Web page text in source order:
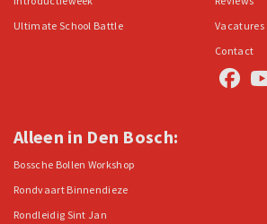
Ultimate School Battle
Vacatures
Contact
Alleen in Den Bosch:
Bossche Bollen Workshop
Rondvaart Binnendieze
Rondleidig Sint Jan